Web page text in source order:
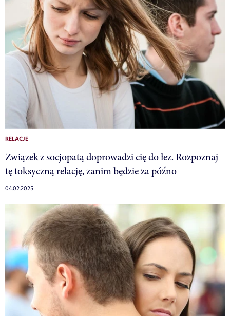
RELACJE
Związek z socjopatą doprowadzi cię do łez. Rozpoznaj
tę toksyczną relację, zanim będzie za późno
04.02.2025